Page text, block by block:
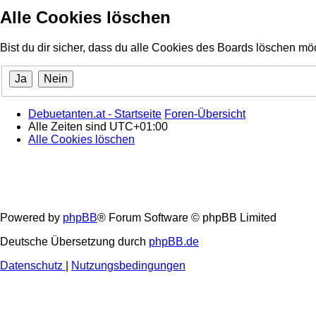
Alle Cookies löschen
Bist du dir sicher, dass du alle Cookies des Boards löschen
Debuetanten.at - Startseite Foren-Übersicht
Alle Zeiten sind UTC+01:00
Alle Cookies löschen
Powered by phpBB® Forum Software © phpBB Limited
Deutsche Übersetzung durch phpBB.de
Datenschutz
Nutzungsbedingungen